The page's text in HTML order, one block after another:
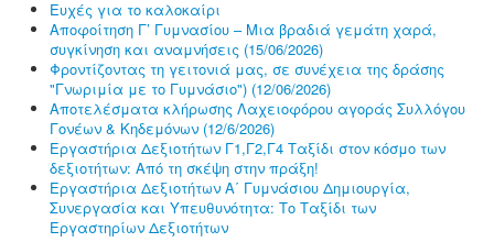
Ευχές για το καλοκαίρι
Αποφοίτηση Γ’ Γυμνασίου – Μια βραδιά γεμάτη χαρά,
συγκίνηση και αναμνήσεις (15/06/2026)
Φροντίζοντας τη γειτονιά μας, σε συνέχεια της δράσης
"Γνωριμία με το Γυμνάσιο") (12/06/2026)
Αποτελέσματα κλήρωσης Λαχειοφόρου αγοράς Συλλόγου
Γονέων & Κηδεμόνων (12/6/2026)
Εργαστήρια Δεξιοτήτων Γ1,Γ2,Γ4 Ταξίδι στον κόσμο των
δεξιοτήτων: Από τη σκέψη στην πράξη!
Εργαστήρια Δεξιοτήτων Α΄ Γυμνάσιου Δημιουργία,
Συνεργασία και Υπευθυνότητα: Το Ταξίδι των
Εργαστηρίων Δεξιοτήτων